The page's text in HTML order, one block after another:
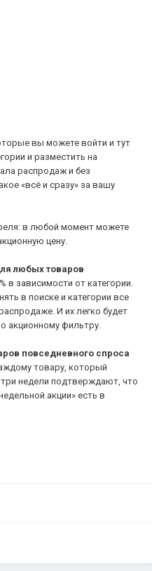
вы можете войти и тут
и разместить на
распродаж и без
«всё и сразу» за вашу
в любой момент можете
цену.
любых товаров
в зависимости от категории.
в поиске и категории все
И их легко будет
акционному фильтру.
повседневного спроса
товару, который
недели подтверждают, что
акции» есть в